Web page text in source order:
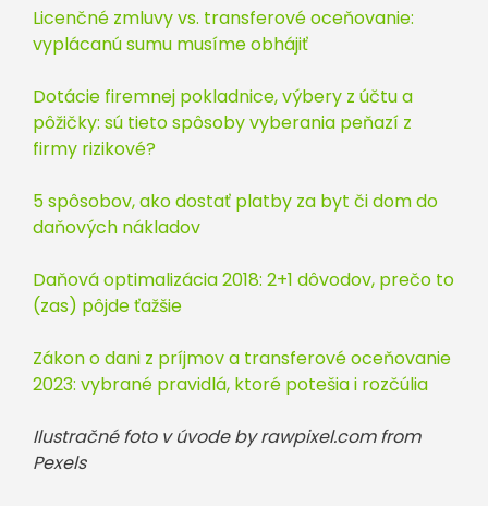
Licenčné zmluvy vs. transferové oceňovanie:
vyplácanú sumu musíme obhájiť
Dotácie firemnej pokladnice, výbery z účtu a
pôžičky: sú tieto spôsoby vyberania peňazí z
firmy rizikové?
5 spôsobov, ako dostať platby za byt či dom do
daňových nákladov
Daňová optimalizácia 2018: 2+1 dôvodov, prečo to
(zas) pôjde ťažšie
Zákon o dani z príjmov a transferové oceňovanie
2023: vybrané pravidlá, ktoré potešia i rozčúlia
Ilustračné foto v úvode by rawpixel.com from
Pexels